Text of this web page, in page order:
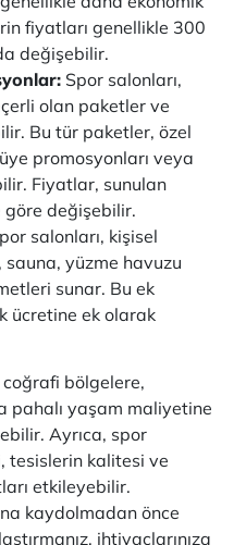
fiyatları genellikle 300
değişebilir.
Spor salonları,
olan paketler ve
Bu tür paketler, özel
promosyonları veya
Fiyatlar, sunulan
göre değişebilir.
salonları, kişisel
yüzme havuzu
sunar. Bu ek
ücretine ek olarak
coğrafi bölgelere,
pahalı yaşam maliyetine
Ayrıca, spor
tesislerin kalitesi ve
etkileyebilir.
kaydolmadan önce
ihtiyaçlarınıza